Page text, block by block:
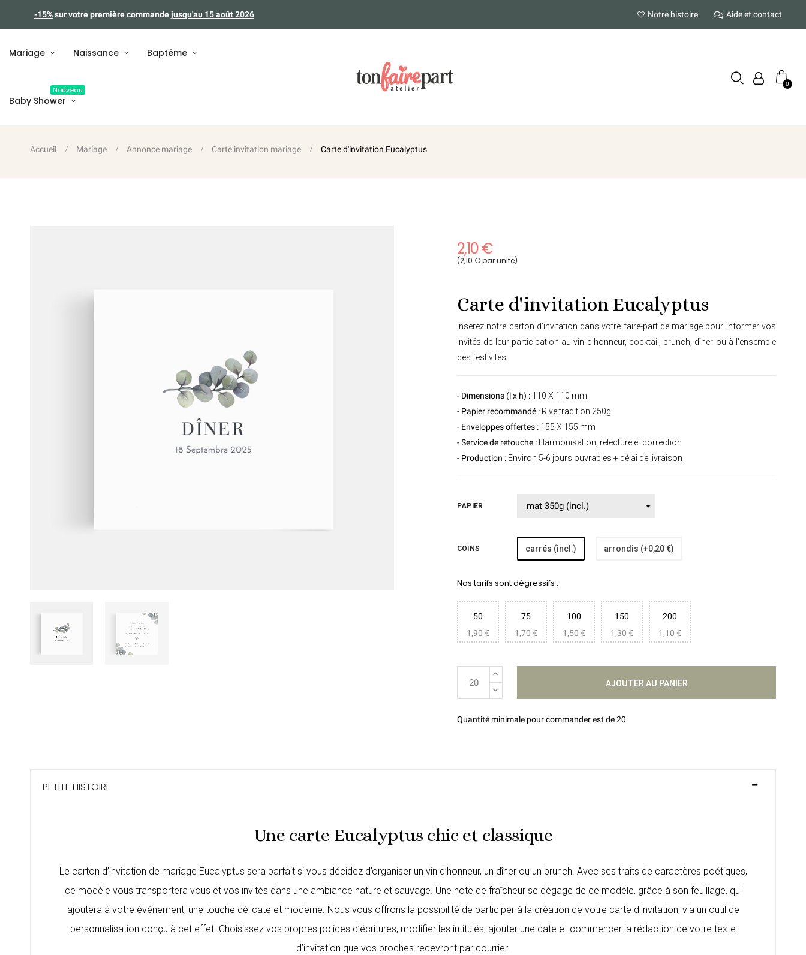
-15%sur votre première commandejusqu'au 15 août 2026 Notre histoire Aide et contact
Mariage Naissance Baptême
Baby Shower
Nouveau
Accueil Mariage Annonce mariage Carte invitation mariage Carte d'invitation Eucalyptus
2,10 €
(2,10 € par unité)
Carte d'invitation Eucalyptus
Insérez notre carton d'invitation dans votre faire-part de mariage pour informer vos
invités de leur participation au vin d'honneur, cocktail, brunch, dîner ou à l'ensemble
des festivités.
- Dimensions (l x h) : 110 X 110 mm
- Papier recommandé : Rive tradition 250g
- Enveloppes offertes : 155 X 155 mm
- Service de retouche : Harmonisation, relecture et correction
- Production : Environ 5-6 jours ouvrables + délai de livraison
PAPIER
COINS carrés (incl.) arrondis (+0,20 €)
Nos tarifs sont dégressifs :
50
1,90 €
75
1,70 €
100
1,50 €
150
1,30 €
200
1,10 €
AJOUTER AU PANIER
Quantité minimale pour commander est de 20
PETITE HISTOIRE
Une carte Eucalyptus chic et classique
Le carton d’invitation de mariage Eucalyptus sera parfait si vous décidez d’organiser un vin d’honneur, un dîner ou un brunch. Avec ses traits de caractères poétiques,
ce modèle vous transportera vous et vos invités dans une ambiance nature et sauvage. Une note de fraîcheur se dégage de ce modèle, grâce à son feuillage, qui
ajoutera à votre événement, une touche délicate et moderne. Nous vous offrons la possibilité de participer à la création de votre carte d'invitation, via un outil de
personnalisation conçu à cet effet. Choisissez vos propres polices d’écritures, modifier les intitulés, ajouter une date et commencer la rédaction de votre texte
d’invitation que vos proches recevront par courrier.